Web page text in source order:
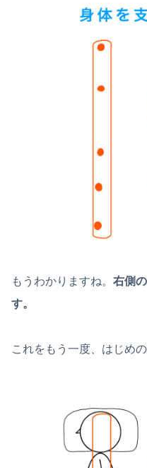
もうわかりますね。 右側
す。
これをもう一度、はじめ